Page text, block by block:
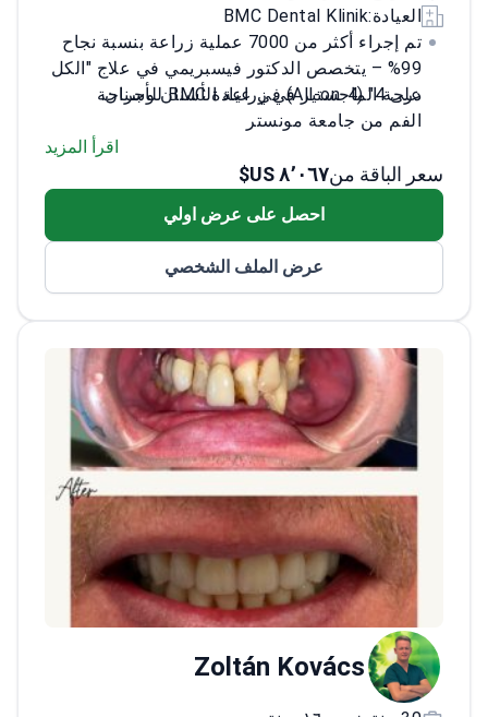
العيادة:BMC Dental Klinik
تم إجراء أكثر من 7000 عملية زراعة بنسبة نجاح
99% – يتخصص الدكتور فيسبريمي في علاج "الكل
على 4" (All-on-4) في عيادة BMC للأسنان.
درجة الماجستير في زراعة الأسنان وجراحة
الفم من جامعة مونستر
26سنة خبره ١٦ سنة من الخبرة في زراعة
الأسنان وتطعيم العظام المعقد
تدرب في ألمانيا والولايات المتحدة والنمسا
اقرأ المزيد
سعر الباقة من٨٬٠٦٧ US$
احصل على عرض اولي
عرض الملف الشخصي
Zoltán Kovács